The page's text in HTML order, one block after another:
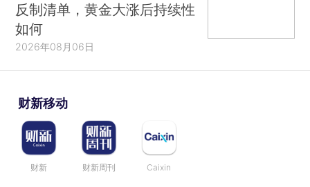
反制清单，黄金大涨后持续性
如何
2026年08月06日
财新移动
财新 财新周刊 Caixin